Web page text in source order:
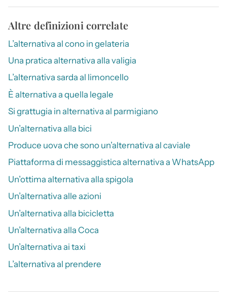
Altre definizioni correlate
L’alternativa al cono in gelateria
Una pratica alternativa alla valigia
L’alternativa sarda al limoncello
È alternativa a quella legale
Si grattugia in alternativa al parmigiano
Un’alternativa alla bici
Produce uova che sono un’alternativa al caviale
Piattaforma di messaggistica alternativa a WhatsApp
Un’ottima alternativa alla spigola
Un’alternativa alle azioni
Un’alternativa alla bicicletta
Un’alternativa alla Coca
Un’alternativa ai taxi
L’alternativa al prendere